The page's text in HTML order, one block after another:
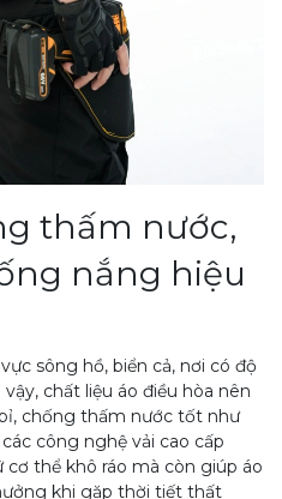
thấm nước,
nắng hiệu
sông hồ, biển cả, nơi có độ
chất liệu áo điều hòa nên
chống thấm nước tốt như
công nghệ vải cao cấp
thể khô ráo mà còn giúp áo
khi gặp thời tiết thất